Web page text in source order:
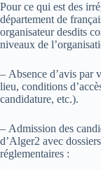
Pour ce qui est des
département de
organisateur desdits
niveaux de
– Absence d’avis par
lieu, conditions
candidature, etc.).
– Admission des
d’Alger2 avec
réglementaires :